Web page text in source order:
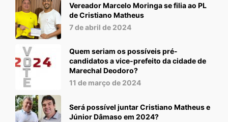
Vereador Marcelo Moringa se filia ao PL
de Cristiano Matheus
7 de abril de 2024
Quem seriam os possíveis pré-
candidatos a vice-prefeito da cidade de
Marechal Deodoro?
11 de março de 2024
Será possível juntar Cristiano Matheus e
Júnior Dâmaso em 2024?